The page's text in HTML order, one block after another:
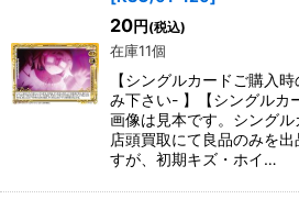
20円 (税込)
在庫11個
【シングルカードご購入
み下さい- 】【シングルカ
画像は見本です。シング
店頭買取にて良品のみを
すが、初期キズ・ホイ…